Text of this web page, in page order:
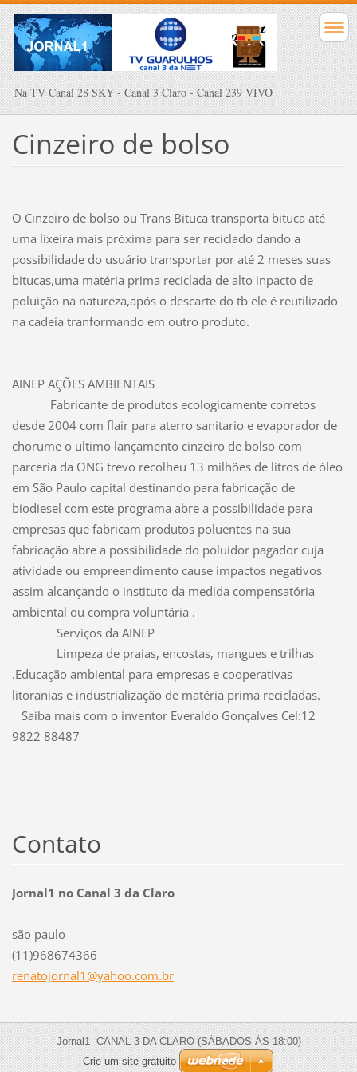
Na TV Canal 28 SKY - Canal 3 Claro - Canal 239 VIVO
Cinzeiro de bolso
O Cinzeiro de bolso ou Trans Bituca transporta bituca até
uma lixeira mais próxima para ser reciclado dando a
possibilidade do usuário transportar por até 2 meses suas
bitucas,uma matéria prima reciclada de alto inpacto de
poluição na natureza,após o descarte do tb ele é reutilizado
na cadeia tranformando em outro produto.
AINEP AÇÕES AMBIENTAIS
Fabricante de produtos ecologicamente corretos
desde 2004 com flair para aterro sanitario e evaporador de
chorume o ultimo lançamento cinzeiro de bolso com
parceria da ONG trevo recolheu 13 milhões de litros de óleo
em São Paulo capital destinando para fabricação de
biodiesel com este programa abre a possibilidade para
empresas que fabricam produtos poluentes na sua
fabricação abre a possibilidade do poluidor pagador cuja
atividade ou empreendimento cause impactos negativos
assim alcançando o instituto da medida compensatória
ambiental ou compra voluntária .
Serviços da AINEP
Limpeza de praias, encostas, mangues e trilhas
.Educação ambiental para empresas e cooperativas
litoranias e industrialização de matéria prima recicladas.
Saiba mais com o inventor Everaldo Gonçalves Cel:12
9822 88487
Contato
Jornal1 no Canal 3 da Claro
são paulo
(11)968674366
renatojornal1@yahoo.com.br
Jornal1- CANAL 3 DA CLARO (SÁBADOS ÁS 18:00)
Crie um site gratuito